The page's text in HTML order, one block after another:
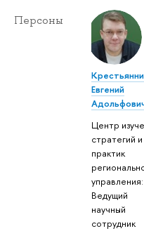
Персоны
Евгений
Центр
стратегий и
практик
управления:
Ведущий
научный
сотрудник